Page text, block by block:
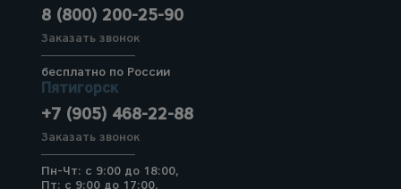
8 (800) 200-25-90
Заказать звонок
бесплатно по России
Пятигорск
+7 (905) 468-22-88
Заказать звонок
Пн-Чт: с 9:00 до 18:00,
Пт: с 9:00 до 17:00,